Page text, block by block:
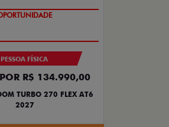
PESSOA FÍSICA
R$ 134.990,00
TURBO 270 FLEX AT6
2027